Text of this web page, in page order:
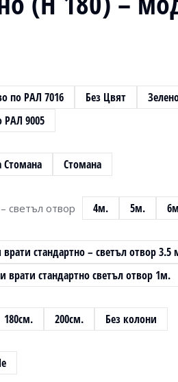
по РАЛ 7016 Без Цвят
РАЛ 9005
Стомана Стомана
светъл отвор 4м. 5м.
стандартно – светъл отвор 3.5
врати стандартно светъл отвор 1м.
180см. 200см. Без колони